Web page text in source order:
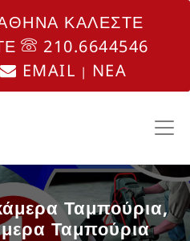
ΚΑΛΕΣΤΕ
210.6644546
EMAIL | NEA
Ταμπούρια,
Ταμπούρια